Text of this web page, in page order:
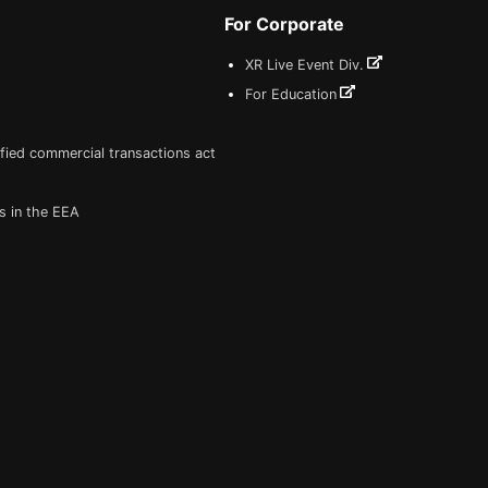
commercial transactions act
in the EEA
For Corporate
XR Live Event Div.
For Education